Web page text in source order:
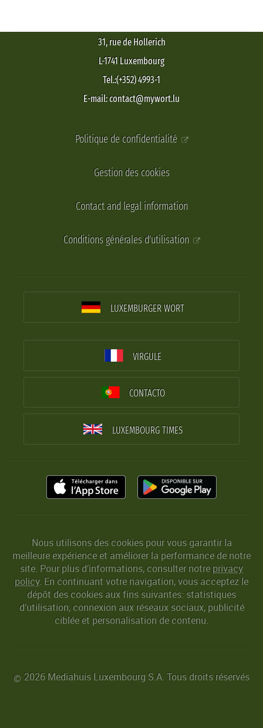
31, rue de Hollerich
L-1741 Luxembourg
Tel.:(+352) 4993-1
E-mail: contact@mywort.lu
Politique de confidentialité
Gestion des cookies
Contact and legal information
Conditions générales d'utilisation
LUXEMBURGER WORT
VIRGULE
CONTACTO
LUXEMBOURG TIMES
Nous utilisons des cookies pour vous garantir la
meilleure expérience et améliorer la performance de notre
site. Pour plus d’informations, consulter notreprivacy
policy. En continuant votre navigation, vous acceptez le
dépôt des cookies aux fins suivantes: statistiques
d’utilisation, connexion aux réseaux sociaux, publicité
ciblée et personalisation de contenu.
© 2026 Mediahuis Luxembourg S.A. Tous droits réservés